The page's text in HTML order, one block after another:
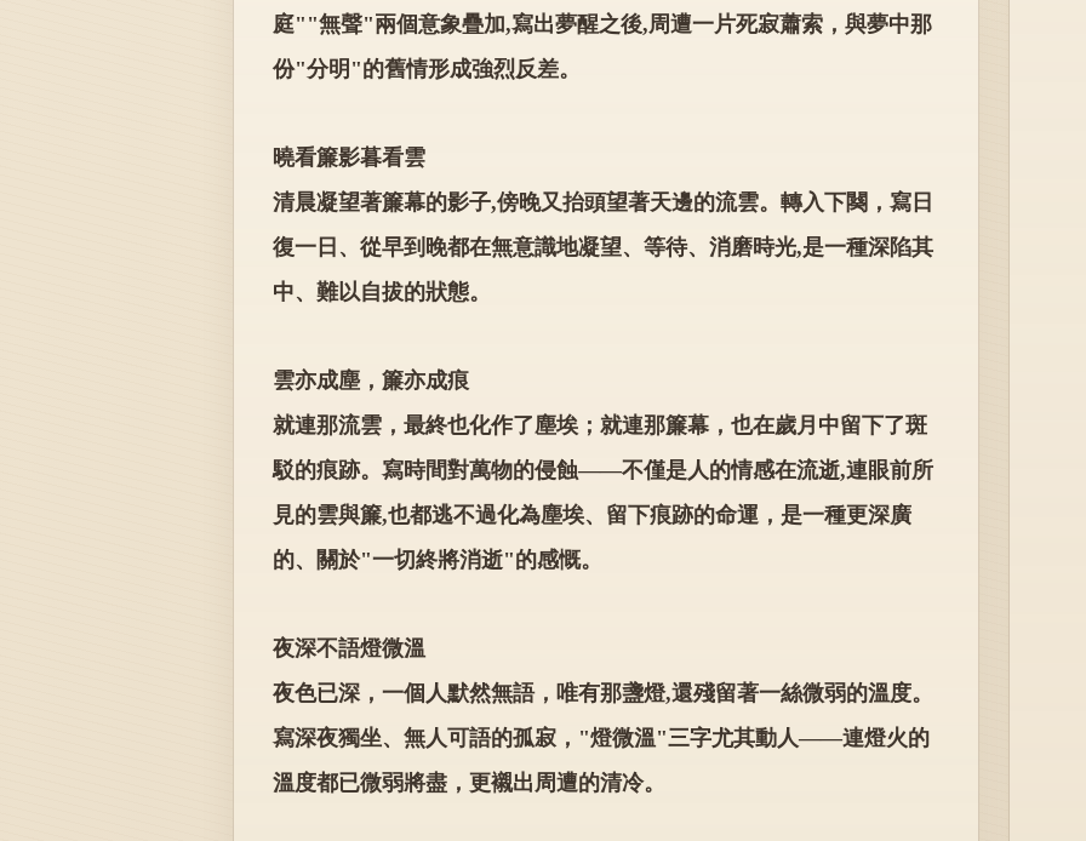
庭""無聲"兩個意象疊加,寫出夢醒之後,周遭一片死寂蕭索，與夢中那
份"分明"的舊情形成強烈反差。
曉看簾影暮看雲
清晨凝望著簾幕的影子,傍晚又抬頭望著天邊的流雲。轉入下闋，寫日
復一日、從早到晚都在無意識地凝望、等待、消磨時光,是一種深陷其
中、難以自拔的狀態。
雲亦成塵，簾亦成痕
就連那流雲，最終也化作了塵埃；就連那簾幕，也在歲月中留下了斑
駁的痕跡。寫時間對萬物的侵蝕——不僅是人的情感在流逝,連眼前所
見的雲與簾,也都逃不過化為塵埃、留下痕跡的命運，是一種更深廣
的、關於"一切終將消逝"的感慨。
夜深不語燈微溫
夜色已深，一個人默然無語，唯有那盞燈,還殘留著一絲微弱的溫度。
寫深夜獨坐、無人可語的孤寂，"燈微溫"三字尤其動人——連燈火的
溫度都已微弱將盡，更襯出周遭的清冷。